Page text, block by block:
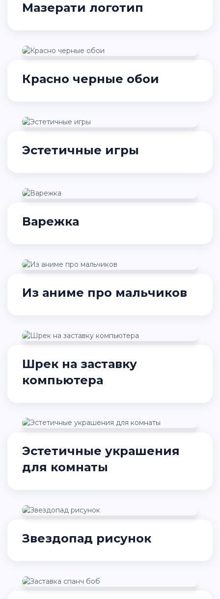
Мазерати логотип
Красно черные обои
Эстетичные игры
Варежка
Из аниме про мальчиков
Шрек на заставку
компьютера
Эстетичные украшения
для комнаты
Звездопад рисунок